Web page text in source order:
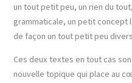
un tout petit peu, un rien du
grammaticale, un petit
de façon un tout petit peu
Ces deux textes en tout cas
nouvelle topique qui place au